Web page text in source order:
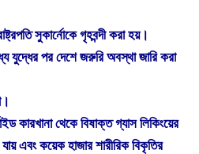
সুকার্নোকে গৃহবন্দী করা হয়।
যুদ্ধের পর দেশে জরুরি অবস্থা জারি করা
কারখানা থেকে বিষাক্ত গ্যাস লিকিংয়ের
এবং কয়েক হাজার শারীরিক বিকৃতির